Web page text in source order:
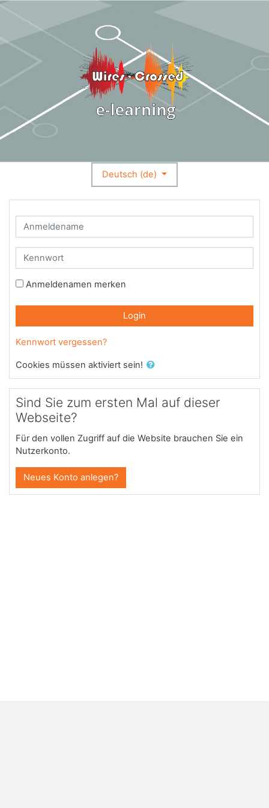
Deutsch ‎(de)‎
Anmeldename
Kennwort
Anmeldenamen merken
Login
Kennwort vergessen?
Cookies müssen aktiviert sein!
Sind Sie zum ersten Mal auf dieser
Webseite?
Für den vollen Zugriff auf die Website brauchen Sie ein
Nutzerkonto.
Neues Konto anlegen?